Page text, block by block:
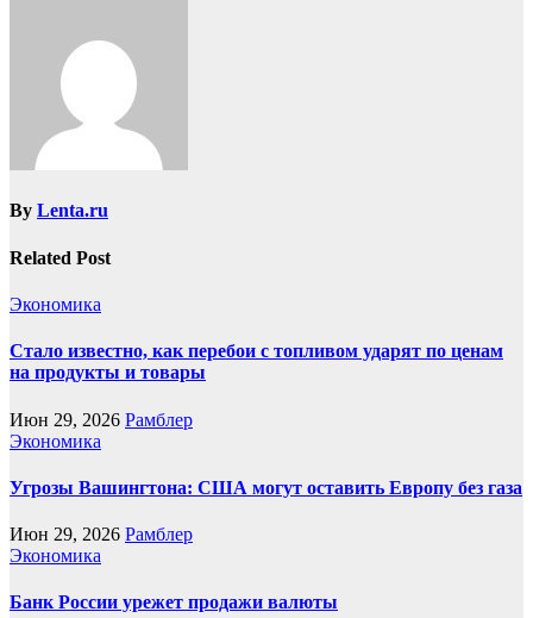
By Lenta.ru
Related Post
Экономика
Стало известно, как перебои с топливом ударят по ценам
на продукты и товары
Июн 29, 2026 Рамблер
Экономика
Угрозы Вашингтона: США могут оставить Европу без газа
Июн 29, 2026 Рамблер
Экономика
Банк России урежет продажи валюты